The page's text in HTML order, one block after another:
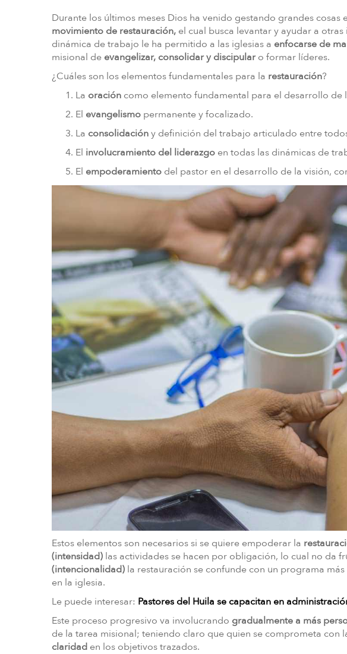
Durante los últimos meses Dios ha venido gestando grandes cosas
movimiento de restauración, el cual busca levantar y ayudar a
dinámica de trabajo le ha permitido a las iglesias a enfocarse de
misional de evangelizar, consolidar y discipularo formar líderes.
¿Cuáles son los elementos fundamentales para la restauración?
La oración como elemento fundamental para el desarrollo de
El evangelismo permanente y focalizado.
La consolidacióny definición del trabajo articulado entre
El involucramiento del liderazgo en todas las dinámicas de
El empoderamiento del pastor en el desarrollo de la visión,
Estos elementos son necesarios si se quiere empoderar la
(intensidad) las actividades se hacen por obligación, lo cual no da
(intencionalidad) la restauración se confunde con un programa
en la iglesia.
Le puede interesar: Pastores del Huila se capacitan en
Este proceso progresivo va involucrando gradualmente a más
de la tarea misional; teniendo claro que quien se comprometa con
claridad en los objetivos trazados.